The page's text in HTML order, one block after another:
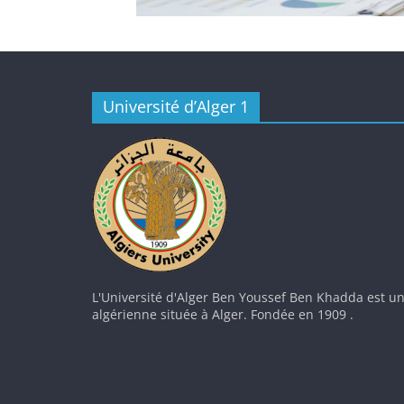
Université d’Alger 1
L'Université d'Alger Ben Youssef Ben Khadda est
algérienne située à Alger. Fondée en 1909 .